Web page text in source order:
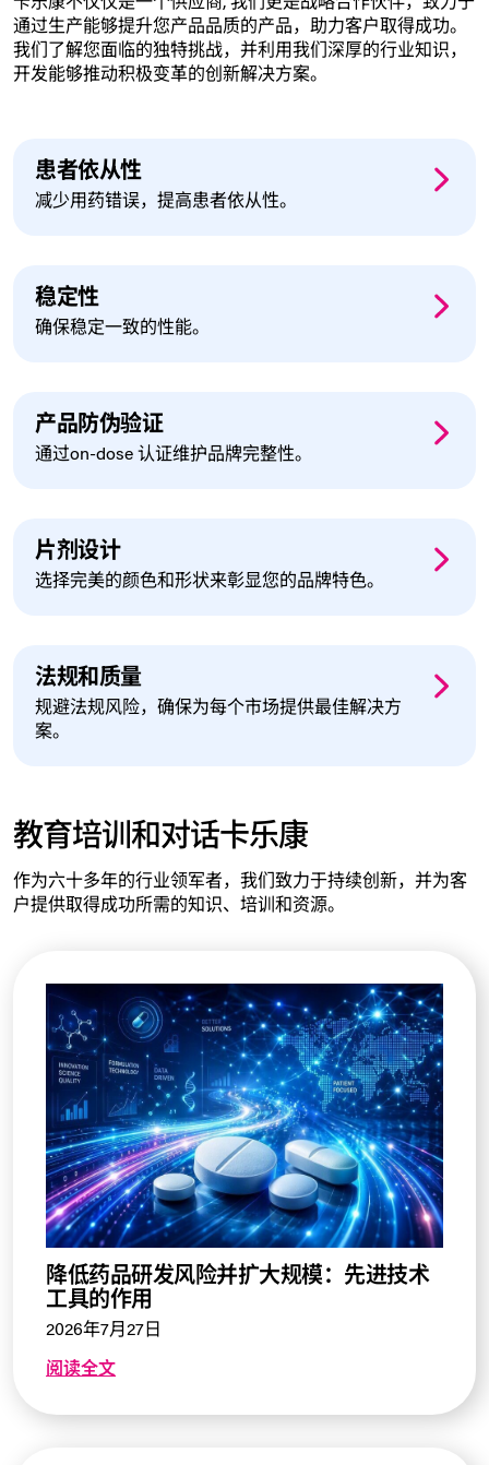
通过生产能够提升您产品品质的产品，助力客户取得成功。
我们了解您面临的独特挑战，并利用我们深厚的行业知识，
开发能够推动积极变革的创新解决方案。
患者依从性
减少用药错误，提高患者依从性。
稳定性
确保稳定一致的性能。
产品防伪验证
通过on-dose 认证维护品牌完整性。
片剂设计
选择完美的颜色和形状来彰显您的品牌特色。
法规和质量
规避法规风险，确保为每个市场提供最佳解决方
案。
教育培训和对话卡乐康
作为六十多年的行业领军者，我们致力于持续创新，并为客
户提供取得成功所需的知识、培训和资源。
降低药品研发风险并扩大规模：先进技术
工具的作用
2026年7月27日
阅读全文